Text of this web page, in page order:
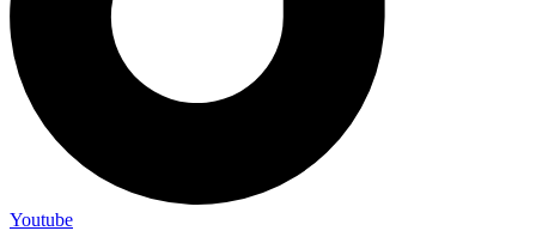
Youtube